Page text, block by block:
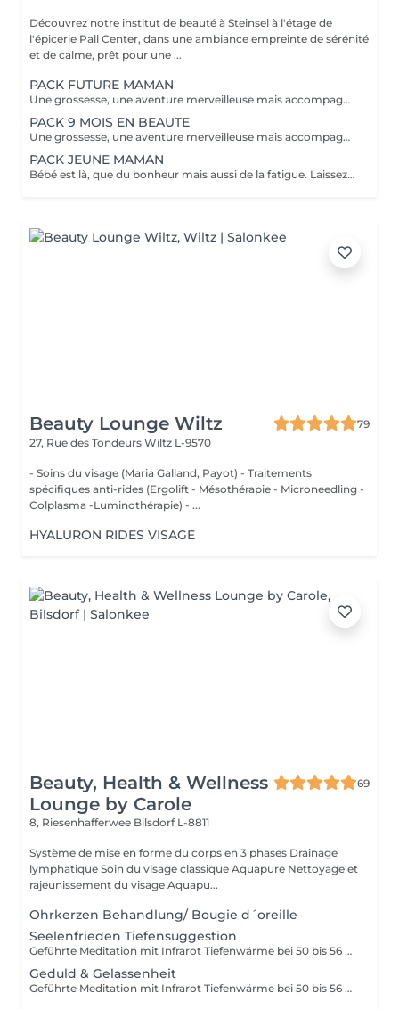
Découvrez notre institut de beauté à Steinsel à l'étage de
l'épicerie Pall Center, dans une ambiance empreinte de sérénité
et de calme, prêt pour une ...
PACK FUTURE MAMAN
Une grossesse, une aventure merveilleuse mais accompagnée bien souvent de fatigue, jambes lourdes, teint brouillé, morale up and down, alors pour vous soulager, nous avons créé nos packs. A commencer au second trimestre 6 massages prénatals ( à raison d'un /mois) 1 soin visage Bulle de douceur/ purifiant ou hydratant intense selon votre type de peau. ( avant l'arrivée de bébé et la maternité) 2 beautés des pieds, car à moins d'être une acrobate en fin de parcours nos pieds sont loin ;-) 1 crème spécial vergeture Clarins et 1 protection UV 50 pour éviter les tâches pigmentaires. Prix spécial de 920€ à la place de 1135€. A offrir ou à s'offrir.
PACK 9 MOIS EN BEAUTE
Une grossesse, une aventure merveilleuse mais accompagnée bien souvent de fatigue, jambes lourdes, teint brouillé, morale up and down, alors pour vous soulager, nous avons créé nos packs. A commencer au second trimestre 12 massages prénatal ( à raison de 2 /mois) 4 soins visage Bulle de douceur/ purifiant ou hydratant intense selon votre type de peau. ( à étaler selon vos envies ou toutes 6 semaines ) 3 beautés des pieds, car à moins d'être une acrobate en fin de parcours nos pieds sont loin ;-) 1 crème spécial vergetures Clarins, 1 huile tonic Clarins et 1 protection UV 50 Clarins pour éviter les tâches pigmentaires. Prix spécial de 1899€ à la place de 2415€. A offrir ou à s'offrir.
PACK JEUNE MAMAN
Bébé est là, que du bonheur mais aussi de la fatigue. Laissez papa s'occuper de la prunelle de vos yeux et venez passer du temps chez nous pour simplement vous détendre. - Soin visage hydratant (ou autre soin complet au choix dans nos classiques) - Massage détente aromatique - Manucure et beauté des pieds Reconnexion totale avec vous même grâce à ce moment privilégié.
Beauty Lounge Wiltz
79
27, Rue des Tondeurs Wiltz L-9570
- Soins du visage (Maria Galland, Payot) - Traitements
spécifiques anti-rides (Ergolift - Mésothérapie - Microneedling -
Colplasma -Luminothérapie) - ...
HYALURON RIDES VISAGE
Beauty, Health & Wellness
Lounge by Carole
69
8, Riesenhafferwee Bilsdorf L-8811
Système de mise en forme du corps en 3 phases Drainage
lymphatique Soin du visage classique Aquapure Nettoyage et
rajeunissement du visage Aquapu...
Ohrkerzen Behandlung/ Bougie d´oreille
Seelenfrieden Tiefensuggestion
Geführte Meditation mit Infrarot Tiefenwärme bei 50 bis 56 Grad
Geduld & Gelassenheit
Geführte Meditation mit Infrarot Tiefenwärme bei 50 bis 56 Grad